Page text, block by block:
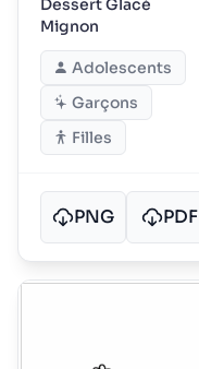
Dessert Glacé
Mignon
Adolescents
Garçons
Filles
PNG PDF